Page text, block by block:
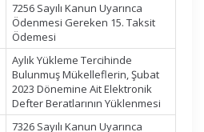
7256 Sayılı Kanun Uyarınca
Ödenmesi Gereken 15. Taksit
Ödemesi
Aylık Yükleme Tercihinde
Bulunmuş Mükelleflerin, Şubat
2023 Dönemine Ait Elektronik
Defter Beratlarının Yüklenmesi
7326 Sayılı Kanun Uyarınca